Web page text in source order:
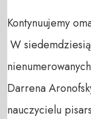
Kontynuujemy
W
Darrena
nauczycielu